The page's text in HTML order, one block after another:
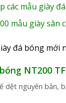
các mẫu giày
mẫu giày
đá bóng mới
NT200
nguyên bản,